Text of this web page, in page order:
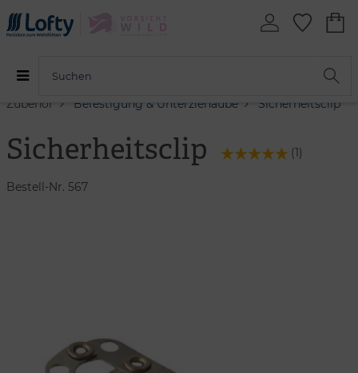
Zubehör Befestigung & Unterziehaube Sicherheitsclip
Sicherheitsclip (1)
Bestell-Nr. 567